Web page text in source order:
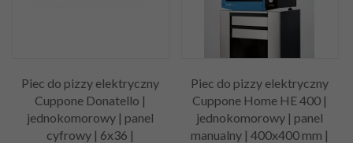
Piec do pizzy elektryczny
Cuppone Donatello |
jednokomorowy | panel
cyfrowy | 6x36 |
Piec do pizzy elektryczny
Cuppone Home HE 400 |
jednokomorowy | panel
manualny | 400x400 mm |